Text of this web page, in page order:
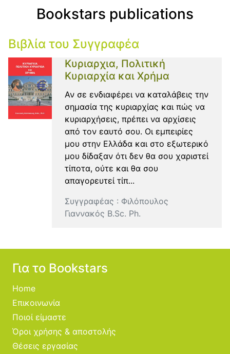
Bookstars publications
Βιβλία του Συγγραφέα
Κυριαρχια, Πολιτική
Κυριαρχία και Χρήμα
Αν σε ενδιαφέρει να καταλάβεις την
σημασία της κυριαρχίας και πώς να
κυριαρχήσεις, πρέπει να αρχίσεις
από τον εαυτό σου. Οι εμπειρίες
μου στην Ελλάδα και στο εξωτερικό
μου δίδαξαν ότι δεν θα σου χαριστεί
τίποτα, ούτε και θα σου
απαγορευτεί τίπ...
Συγγραφέας : Φιλόπουλος
Γιαννακός B.Sc. Ph.
Για το Bookstars
Home
Επικοινωνία
Ποιοί είμαστε
Όροι χρήσης & αποστολής
Θέσεις εργασίας